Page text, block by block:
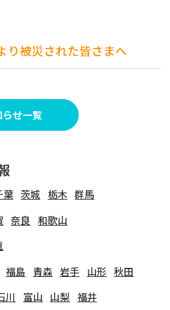
り被災された皆さまへ
らせ一覧
葉 茨城 栃木 群馬
奈良 和歌山
福島 青森 岩手 山形 秋田
川 富山 山梨 福井